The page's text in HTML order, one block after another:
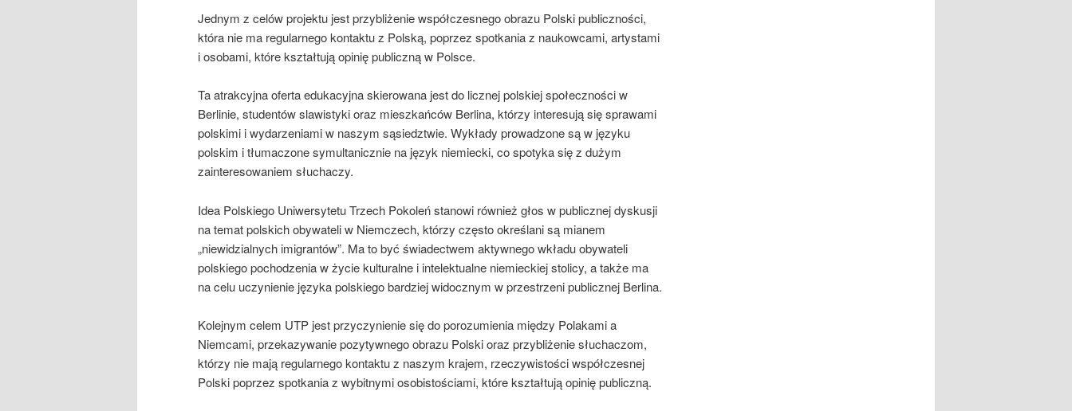
Jednym z celów projektu jest przybliżenie współczesnego obrazu Polski publiczności,
która nie ma regularnego kontaktu z Polską, poprzez spotkania z naukowcami, artystami
i osobami, które kształtują opinię publiczną w Polsce.
Ta atrakcyjna oferta edukacyjna skierowana jest do licznej polskiej społeczności w
Berlinie, studentów slawistyki oraz mieszkańców Berlina, którzy interesują się sprawami
polskimi i wydarzeniami w naszym sąsiedztwie. Wykłady prowadzone są w języku
polskim i tłumaczone symultanicznie na język niemiecki, co spotyka się z dużym
zainteresowaniem słuchaczy.
Idea Polskiego Uniwersytetu Trzech Pokoleń stanowi również głos w publicznej dyskusji
na temat polskich obywateli w Niemczech, którzy często określani są mianem
„niewidzialnych imigrantów”. Ma to być świadectwem aktywnego wkładu obywateli
polskiego pochodzenia w życie kulturalne i intelektualne niemieckiej stolicy, a także ma
na celu uczynienie języka polskiego bardziej widocznym w przestrzeni publicznej Berlina.
Kolejnym celem UTP jest przyczynienie się do porozumienia między Polakami a
Niemcami, przekazywanie pozytywnego obrazu Polski oraz przybliżenie słuchaczom,
którzy nie mają regularnego kontaktu z naszym krajem, rzeczywistości współczesnej
Polski poprzez spotkania z wybitnymi osobistościami, które kształtują opinię publiczną.